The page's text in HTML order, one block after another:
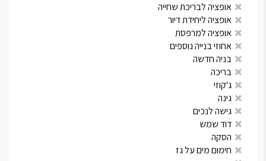
אופציה לבריכת שחייה
אופציה ליחידת דיור
אופציה למרפסת
אחוזי בנייה נוספים
בניה חדשה
בריכה
ג'קוזי
גינה
גישה לנכים
דוד שמש
הסקה
חימום מים על גז